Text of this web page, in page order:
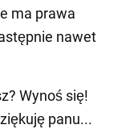
ma prawa
nawet
Wynoś się!
panu...